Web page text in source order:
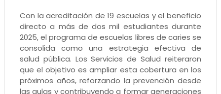
Con la acreditación de 19 escuelas y el beneficio
directo a más de dos mil estudiantes durante
2025, el programa de escuelas libres de caries se
consolida como una estrategia efectiva de
salud pública. Los Servicios de Salud reiteraron
que el objetivo es ampliar esta cobertura en los
próximos años, reforzando la prevención desde
las aulas y contribuyendo a formar generaciones